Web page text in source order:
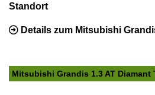
Standort
Details zum Mitsubishi
Mitsubishi Grandis 1.3 AT Diamant